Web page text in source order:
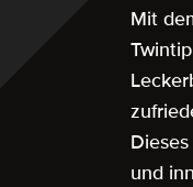
Mit
und